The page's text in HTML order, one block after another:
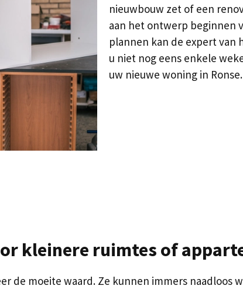
nieuwbouw zet of een
aan het ontwerp beginnen
plannen kan de expert van
u niet nog eens enkele
uw nieuwe woning in Ronse.
kleinere ruimtes of
de moeite waard. Ze kunnen immers